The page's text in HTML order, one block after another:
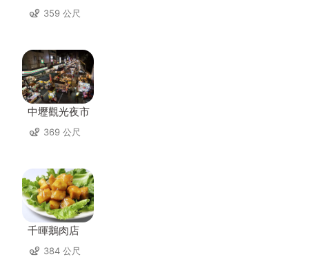
359 公尺
中壢觀光夜市
369 公尺
千暉鵝肉店
384 公尺